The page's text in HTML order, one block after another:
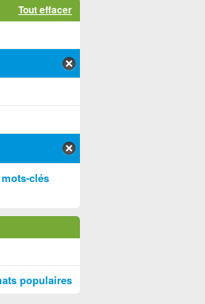
Tout effacer
clés
populaires